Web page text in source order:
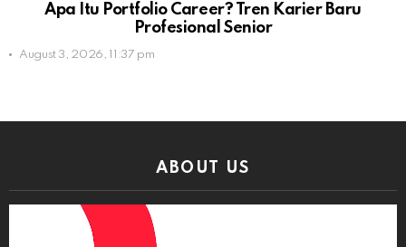
Apa Itu Portfolio Career? Tren Karier Baru
Profesional Senior
August 3, 2026, 11:37 pm
ABOUT US